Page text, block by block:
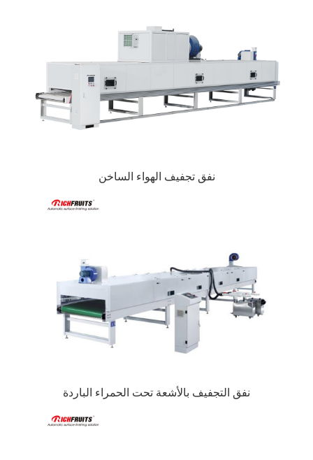
نفق تجفيف الهواء الساخن
نفق التجفيف بالأشعة تحت الحمراء الباردة